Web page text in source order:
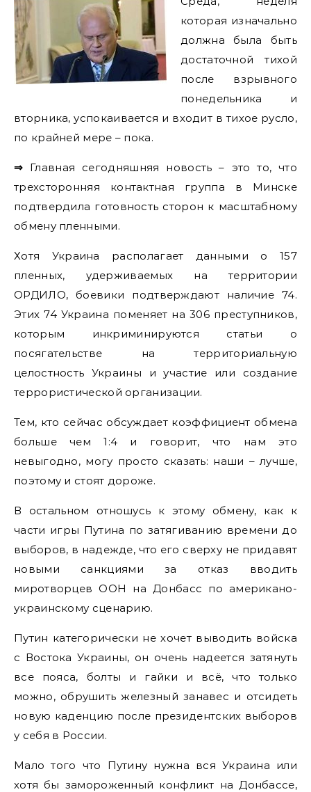
которая изначально
должна была быть
достаточной тихой
после взрывного
понедельника и
вторника, успокаивается и входит в тихое русло,
по крайней мере – пока.
⇒ Главная сегодняшняя новость – это то, что
трехсторонняя контактная группа в Минске
подтвердила готовность сторон к масштабному
обмену пленными.
Хотя Украина располагает данными o 157
пленных, удерживаемых на территории
ОРДИЛО, боевики подтверждают наличие 74.
Этих 74 Украина поменяет на 306 преступников,
которым инкриминируются статьи о
посягательстве на территориальную
целостность Украины и участие или создание
террористической организации.
Тем, кто сейчас обсуждает коэффициент обмена
больше чем 1:4 и говорит, что нам это
невыгодно, могу просто сказать: наши – лучше,
поэтому и стоят дороже.
В остальном отношусь к этому обмену, как к
части игры Путина по затягиванию времени до
выборов, в надежде, что его сверху не придавят
новыми санкциями за отказ вводить
миротворцев ООН на Донбасс по американо-
украинскому сценарию.
Путин категорически не хочет выводить войска
с Востока Украины, он очень надеется затянуть
все пояса, болты и гайки и всё, что только
можно, обрушить железный занавес и отсидеть
новую каденцию после президентских выборов
у себя в России.
Мало того что Путину нужна вся Украина или
хотя бы замороженный конфликт на Донбассе,